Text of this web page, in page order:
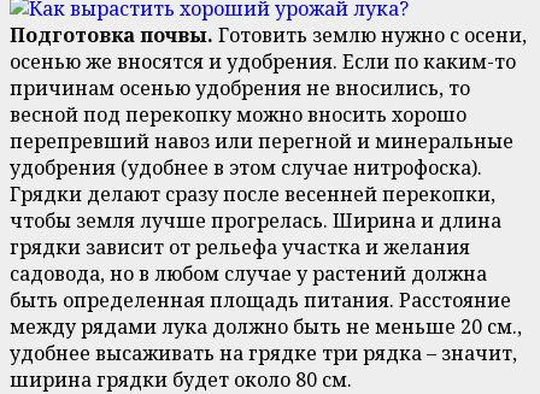
Подготовка почвы. Готовить землю нужно с осени,
осенью же вносятся и удобрения. Если по каким-то
причинам осенью удобрения не вносились, то
весной под перекопку можно вносить хорошо
перепревший навоз или перегной и минеральные
удобрения (удобнее в этом случае нитрофоска).
Грядки делают сразу после весенней перекопки,
чтобы земля лучше прогрелась. Ширина и длина
грядки зависит от рельефа участка и желания
садовода, но в любом случае у растений должна
быть определенная площадь питания. Расстояние
между рядами лука должно быть не меньше 20 см.,
удобнее высаживать на грядке три рядка – значит,
ширина грядки будет около 80 см.